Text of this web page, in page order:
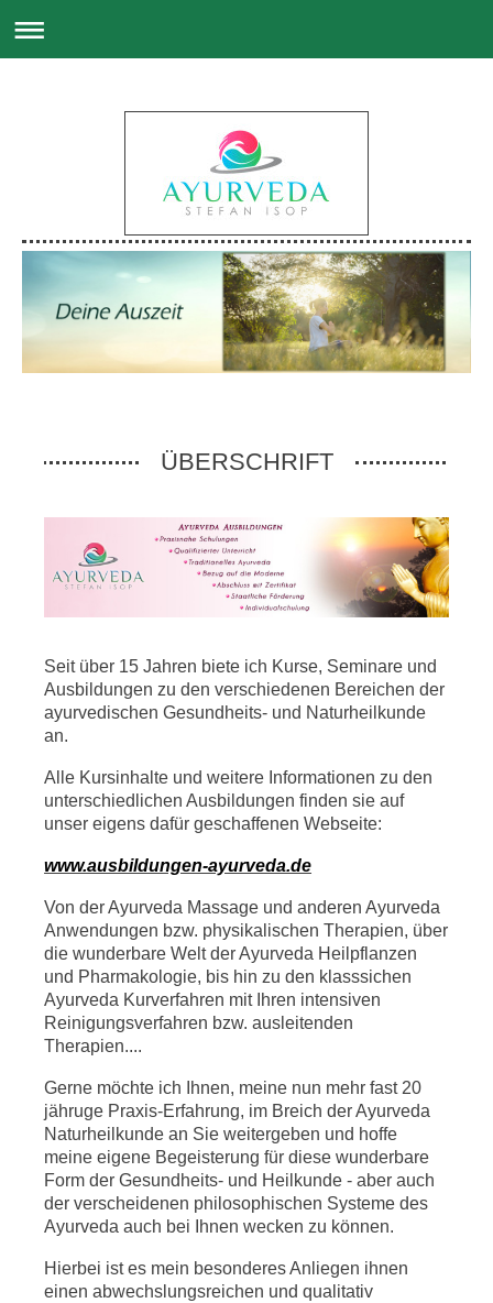
ÜBERSCHRIFT
Seit über 15 Jahren biete ich Kurse, Seminare und
Ausbildungen zu den verschiedenen Bereichen der
ayurvedischen Gesundheits- und Naturheilkunde
an.
Alle Kursinhalte und weitere Informationen zu den
unterschiedlichen Ausbildungen finden sie auf
unser eigens dafür geschaffenen Webseite:
www.ausbildungen-ayurveda.de
Von der Ayurveda Massage und anderen Ayurveda
Anwendungen bzw. physikalischen Therapien, über
die wunderbare Welt der Ayurveda Heilpflanzen
und Pharmakologie, bis hin zu den klasssichen
Ayurveda Kurverfahren mit Ihren intensiven
Reinigungsverfahren bzw. ausleitenden
Therapien....
Gerne möchte ich Ihnen, meine nun mehr fast 20
jähruge Praxis-Erfahrung, im Breich der Ayurveda
Naturheilkunde an Sie weitergeben und hoffe
meine eigene Begeisterung für diese wunderbare
Form der Gesundheits- und Heilkunde - aber auch
der verscheidenen philosophischen Systeme des
Ayurveda auch bei Ihnen wecken zu können.
Hierbei ist es mein besonderes Anliegen ihnen
einen abwechslungsreichen und qualitativ